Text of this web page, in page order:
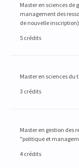
Master en sciences de
management des
de nouvelle inscription)
5 crédits
Master en sciences
3 crédits
Master en gestion des
"politique et
4 crédits